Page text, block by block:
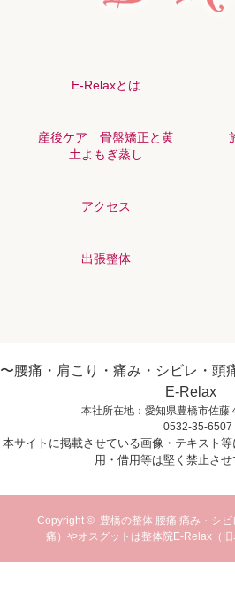
E-Relaxとは
産後ケア 骨盤矯正と黄
土よもぎ蒸し
アクセス
出張整体
〜腰痛・肩こり・痛み・シビレ・
E-Relax
本社所在地：愛知県豊橋市佐藤
0532-35-6507
本サイトに掲載させている画像・テキスト等
用・借用等は堅く禁止させ
Copyright © 豊橋の整体 腰痛 痛み・シ
痛）やオスグットは整体院E-Relax（